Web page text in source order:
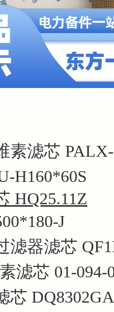
素滤芯 PALX-
H160*60S
HQ25.11Z
J
滤器滤芯
滤芯 01-094-
芯